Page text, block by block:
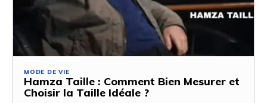
MODE DE VIE
Hamza Taille : Comment Bien Mesurer et
Choisir la Taille Idéale ?